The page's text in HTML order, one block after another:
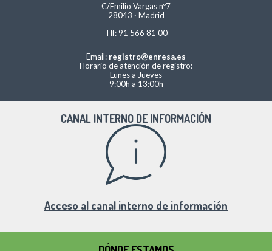
C/Emilio Vargas nº7
28043 · Madrid
Tlf: 91 566 81 00
Email: registro@enresa.es
Horario de atención de registro:
Lunes a Jueves
9:00h a 13:00h
CANAL INTERNO DE INFORMACIÓN
Acceso al canal interno de información